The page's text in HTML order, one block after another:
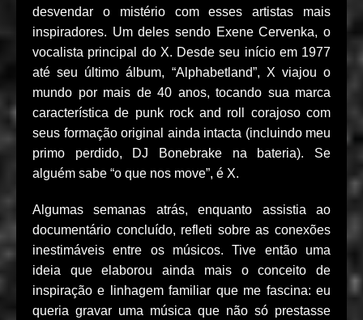
desvendar o mistério com esses artistas mais
inspiradores. Um deles sendo Exene Cervenka, o
vocalista principal do X. Desde seu início em 1977
até seu último álbum, “Alphabetland”, X viajou o
mundo por mais de 40 anos, tocando sua marca
característica de punk rock and roll corajoso com
seus formação original ainda intacta (incluindo meu
primo perdido, DJ Bonebrake na bateria). Se
alguém sabe “o que nos move”, é X.
Algumas semanas atrás, enquanto assistia ao
documentário concluído, refleti sobre as conexões
inestimáveis ​​entre os músicos. Tive então uma
ideia que elaborou ainda mais o conceito de
inspiração e linhagem familiar que me fascina: eu
queria gravar uma música que não só prestasse